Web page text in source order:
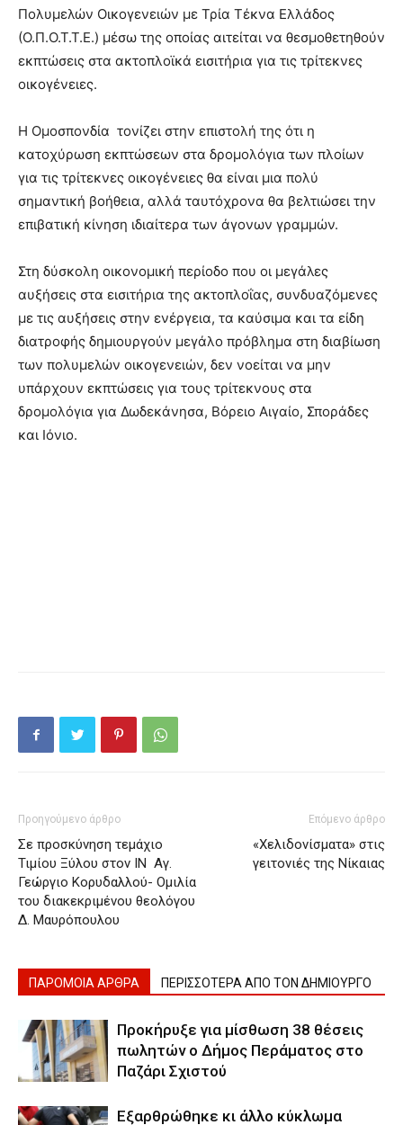
Πολυμελών Οικογενειών με Τρία Τέκνα Ελλάδος
(Ο.Π.Ο.Τ.Τ.Ε.) μέσω της οποίας αιτείται να θεσμοθετηθούν
εκπτώσεις στα ακτοπλοϊκά εισιτήρια για τις τρίτεκνες
οικογένειες.
Η Ομοσπονδία τονίζει στην επιστολή της ότι η
κατοχύρωση εκπτώσεων στα δρομολόγια των πλοίων
για τις τρίτεκνες οικογένειες θα είναι μια πολύ
σημαντική βοήθεια, αλλά ταυτόχρονα θα βελτιώσει την
επιβατική κίνηση ιδιαίτερα των άγονων γραμμών.
Στη δύσκολη οικονομική περίοδο που οι μεγάλες
αυξήσεις στα εισιτήρια της ακτοπλοΐας, συνδυαζόμενες
με τις αυξήσεις στην ενέργεια, τα καύσιμα και τα είδη
διατροφής δημιουργούν μεγάλο πρόβλημα στη διαβίωση
των πολυμελών οικογενειών, δεν νοείται να μην
υπάρχουν εκπτώσεις για τους τρίτεκνους στα
δρομολόγια για Δωδεκάνησα, Βόρειο Αιγαίο, Σποράδες
και Ιόνιο.
Προηγούμενο άρθρο
Σε προσκύνηση τεμάχιο
Τιμίου Ξύλου στον ΙΝ Αγ.
Γεώργιο Κορυδαλλού- Ομιλία
του διακεκριμένου θεολόγου
Δ. Μαυρόπουλου
Επόμενο άρθρο
«Χελιδονίσματα» στις
γειτονιές της Νίκαιας
ΠΑΡΟΜΟΙΑ ΑΡΘΡΑ ΠΕΡΙΣΣΟΤΕΡΑ ΑΠΟ ΤΟΝ ΔΗΜΙΟΥΡΓΟ
Προκήρυξε για μίσθωση 38 θέσεις
πωλητών ο Δήμος Περάματος στο
Παζάρι Σχιστού
Εξαρθρώθηκε κι άλλο κύκλωμα